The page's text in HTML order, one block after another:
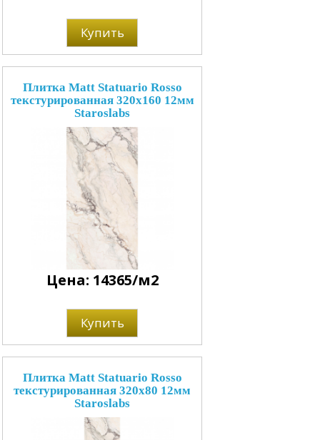
Купить
Плитка Matt Statuario Rosso
текстурированная 320x160 12мм
Staroslabs
Цена: 14365/м2
Купить
Плитка Matt Statuario Rosso
текстурированная 320x80 12мм
Staroslabs